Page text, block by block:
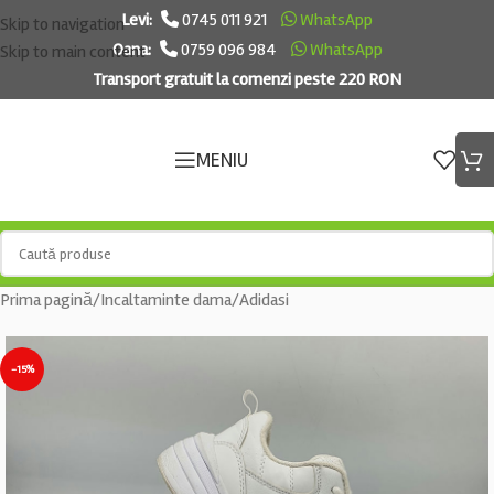
Skip to navigation
Skip to main content
Levi: 0745 011 921
WhatsApp
Oana:
0759 096 984
WhatsApp
Transport gratuit la comenzi peste 220 RON
MENIU
Prima pagină/Incaltaminte dama/Adidasi
-15%